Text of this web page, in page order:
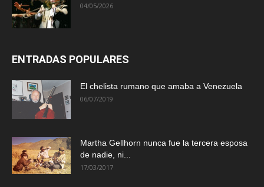
04/05/2026
ENTRADAS POPULARES
El chelista rumano que amaba a Venezuela
06/07/2019
Martha Gellhorn nunca fue la tercera esposa
de nadie, ni...
17/03/2017